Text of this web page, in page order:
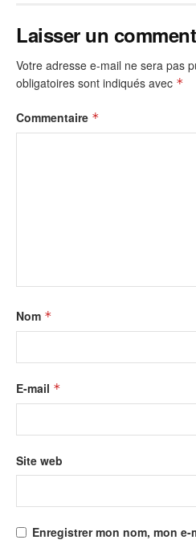
Laisser un
Votre adresse e-mail ne sera pas
obligatoires sont indiqués avec *
Commentaire *
Nom *
E-mail *
Site web
Enregistrer mon nom, mon